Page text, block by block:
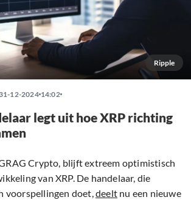
Ripple
12-2024 14:02
legt uit hoe XRP richting
Crypto, blijft extreem optimistisch
van XRP. De handelaar, die
voorspellingen doet,deelt nu een nieuwe